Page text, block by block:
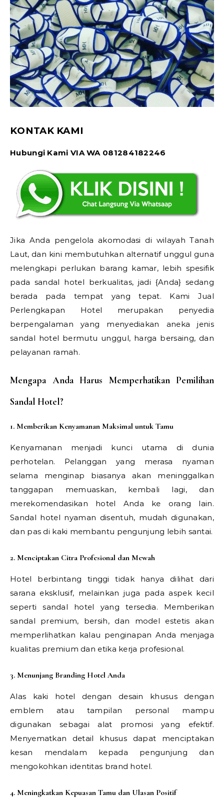
KONTAK KAMI
Hubungi Kami VIA WA 081284182246
Jika Anda pengelola akomodasi di wilayah Tanah
Laut, dan kini membutuhkan alternatif unggul guna
melengkapi perlukan barang kamar, lebih spesifik
pada sandal hotel berkualitas, jadi {Anda} sedang
berada pada tempat yang tepat. Kami Jual
Perlengkapan Hotel merupakan penyedia
berpengalaman yang menyediakan aneka jenis
sandal hotel bermutu unggul, harga bersaing, dan
pelayanan ramah.
Mengapa Anda Harus Memperhatikan Pemilihan
Sandal Hotel?
1. Memberikan Kenyamanan Maksimal untuk Tamu
Kenyamanan menjadi kunci utama di dunia
perhotelan. Pelanggan yang merasa nyaman
selama menginap biasanya akan meninggalkan
tanggapan memuaskan, kembali lagi, dan
merekomendasikan hotel Anda ke orang lain.
Sandal hotel nyaman disentuh, mudah digunakan,
dan pas di kaki membantu pengunjung lebih santai.
2. Menciptakan Citra Profesional dan Mewah
Hotel berbintang tinggi tidak hanya dilihat dari
sarana eksklusif, melainkan juga pada aspek kecil
seperti sandal hotel yang tersedia. Memberikan
sandal premium, bersih, dan model estetis akan
memperlihatkan kalau penginapan Anda menjaga
kualitas premium dan etika kerja profesional.
3. Menunjang Branding Hotel Anda
Alas kaki hotel dengan desain khusus dengan
emblem atau tampilan personal mampu
digunakan sebagai alat promosi yang efektif.
Menyematkan detail khusus dapat menciptakan
kesan mendalam kepada pengunjung dan
mengokohkan identitas brand hotel.
4. Meningkatkan Kepuasan Tamu dan Ulasan Positif